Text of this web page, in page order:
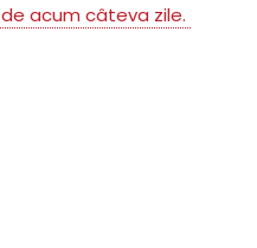
acum câteva zile.